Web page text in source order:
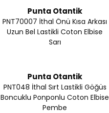
Punta Otantik
PNT70007 İthal Önü Kısa Arkası
Uzun Bel Lastikli Coton Elbise
Sarı
Punta Otantik
PNT048 İthal Sırt Lastikli Göğüs
Boncuklu Ponponlu Coton Elbise
Pembe